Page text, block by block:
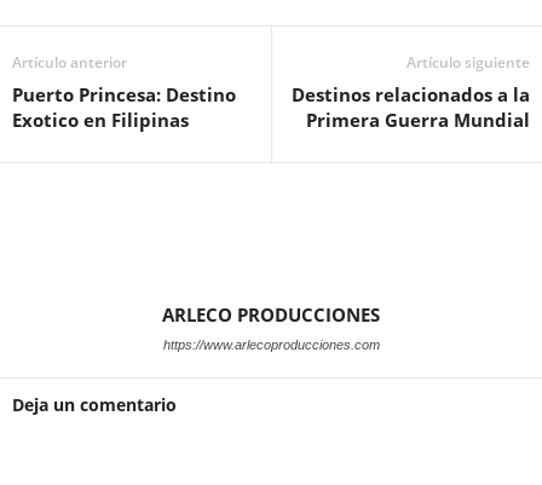
Artículo anterior
Puerto Princesa: Destino
Exotico en Filipinas
Artículo siguiente
Destinos relacionados a la
Primera Guerra Mundial
ARLECO PRODUCCIONES
https://www.arlecoproducciones.com
Deja un comentario